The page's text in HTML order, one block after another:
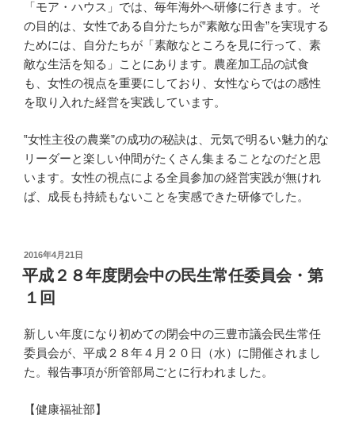
「モア・ハウス」では、毎年海外へ研修に行きます。そ
の目的は、女性である自分たちが‟素敵な田舎”を実現する
ためには、自分たちが「素敵なところを見に行って、素
敵な生活を知る」ことにあります。農産加工品の試食
も、女性の視点を重要にしており、女性ならではの感性
を取り入れた経営を実践しています。
‟女性主役の農業”の成功の秘訣は、元気で明るい魅力的な
リーダーと楽しい仲間がたくさん集まることなのだと思
います。女性の視点による全員参加の経営実践が無けれ
ば、成長も持続もないことを実感できた研修でした。
投
稿
日:
2016年4月21日
平成２８年度閉会中の民生常任委員会・第
１回
新しい年度になり初めての閉会中の三豊市議会民生常任
委員会が、平成２８年４月２０日（水）に開催されまし
た。報告事項が所管部局ごとに行われました。
【健康福祉部】